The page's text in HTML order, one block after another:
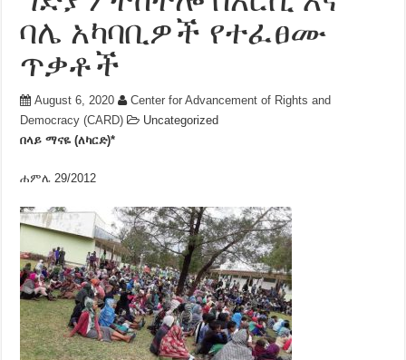
ባሌ አካባቢዎች የተፈፀሙ
ጥቃቶች
August 6, 2020
Center for Advancement of Rights and
Democracy (CARD)
Uncategorized
በላይ ማናዬ (ለካርድ)*
ሐምሌ 29/2012